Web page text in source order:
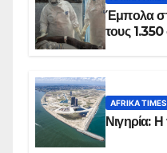
Έμπολα
τους 1.350
AFRIKA TIMES
Νιγηρία: